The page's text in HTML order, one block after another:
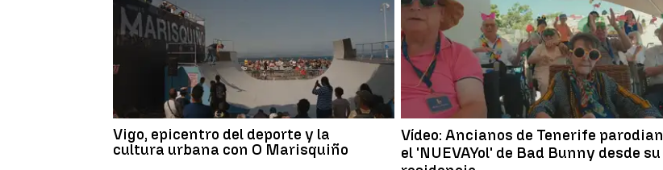
Vigo, epicentro del deporte y la
cultura urbana con O Marisquiño
Vídeo: Ancianos de Tenerife parodian
el 'NUEVAYol' de Bad Bunny desde su